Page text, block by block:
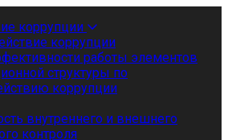
коррупции
коррупции
работы элементов
структуры по
коррупции
внутреннего и внешнего
контроля